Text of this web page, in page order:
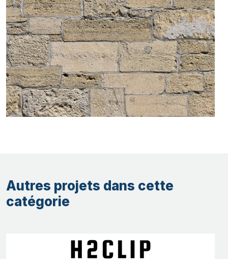
Autres projets dans cette
catégorie